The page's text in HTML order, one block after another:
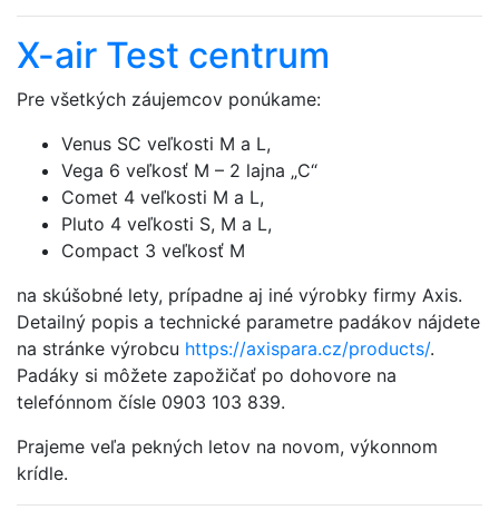
X-air Test centrum
Pre všetkých záujemcov ponúkame:
Venus SC veľkosti M a L,
Vega 6 veľkosť M – 2 lajna „C“
Comet 4 veľkosti M a L,
Pluto 4 veľkosti S, M a L,
Compact 3 veľkosť M
na skúšobné lety, prípadne aj iné výrobky firmy Axis.
Detailný popis a technické parametre padákov nájdete
na stránke výrobcu https://axispara.cz/products/.
Padáky si môžete zapožičať po dohovore na
telefónnom čísle 0903 103 839.
Prajeme veľa pekných letov na novom, výkonnom
krídle.